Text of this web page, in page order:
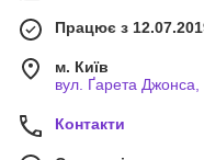
Працює з
м. Київ
вул. Ґарета Джонса,
Контакти